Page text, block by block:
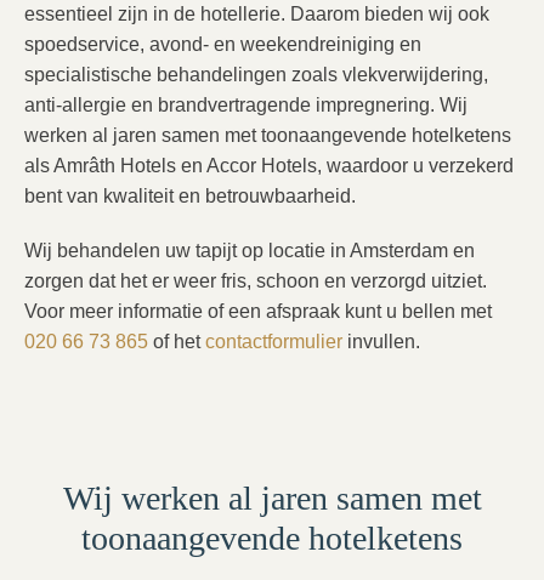
essentieel zijn in de hotellerie. Daarom bieden wij ook
spoedservice, avond- en weekendreiniging en
specialistische behandelingen zoals vlekverwijdering,
anti-allergie en brandvertragende impregnering. Wij
werken al jaren samen met toonaangevende hotelketens
als Amrâth Hotels en Accor Hotels, waardoor u verzekerd
bent van kwaliteit en betrouwbaarheid.
Wij behandelen uw tapijt op locatie in Amsterdam en
zorgen dat het er weer fris, schoon en verzorgd uitziet.
Voor meer informatie of een afspraak kunt u bellen met
020 66 73 865 of hetcontactformulier invullen.
Wij werken al jaren samen met
toonaangevende hotelketens